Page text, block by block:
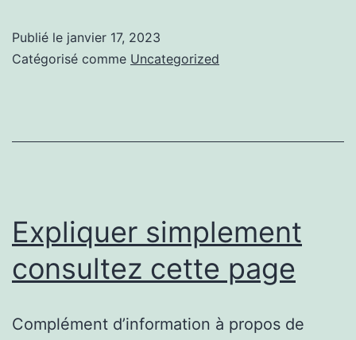
consultez
Publié le janvier 17, 2023
Catégorisé comme Uncategorized
Expliquer simplement
consultez cette page
Complément d’information à propos de